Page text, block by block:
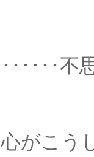
思
出か